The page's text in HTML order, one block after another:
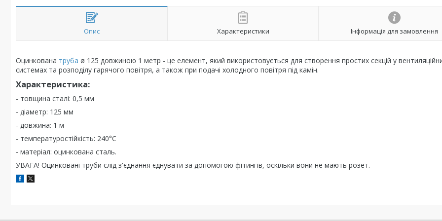
Опис Характеристики Інформація для замовлення
Оцинкована труба ø 125 довжиною 1 метр - це елемент, який використовується для створення простих секцій у
системах та розподілу гарячого повітря, а також при подачі холодного повітря під камін.
Характеристика:
- товщина сталі: 0,5 мм
- діаметр: 125 мм
- довжина: 1 м
- температуростійкість: 240°C
- матеріал: оцинкована сталь.
УВАГА! Оцинковані труби слід з'єднання єднувати за допомогою фітингів, оскільки вони не мають розет.